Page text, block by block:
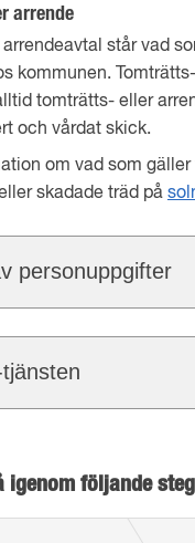
arrende
arrendeavtal står vad
kommunen.
tomträtts- eller
och vårdat skick.
om vad som
skadade träd på
personuppgifter
igenom följande